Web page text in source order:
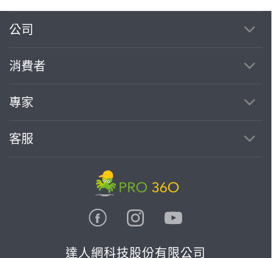
公司
消費者
專家
客服
達人網科技股份有限公司
繼續完成